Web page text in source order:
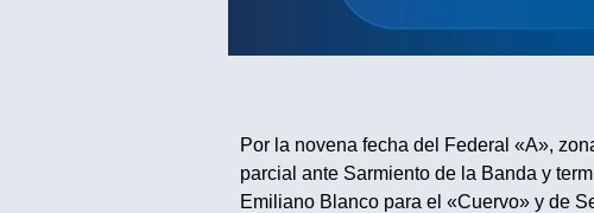
Por la novena fecha del Federal «A»,
parcial ante Sarmiento de la Banda y
Emiliano Blanco para el «Cuervo» y de